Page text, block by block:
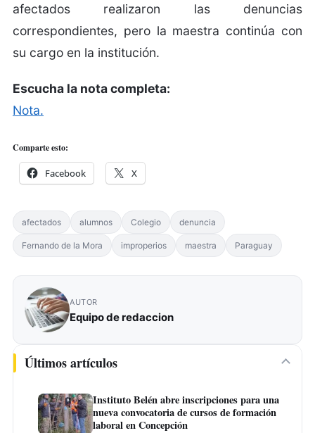
afectados realizaron las denuncias
correspondientes, pero la maestra continúa con
su cargo en la institución.
Escucha la nota completa:
Nota.
Comparte esto:
Facebook X
afectados alumnos Colegio denuncia
Fernando de la Mora improperios maestra Paraguay
AUTOR
Equipo de redaccion
Últimos artículos
Instituto Belén abre inscripciones para una
nueva convocatoria de cursos de formación
laboral en Concepción